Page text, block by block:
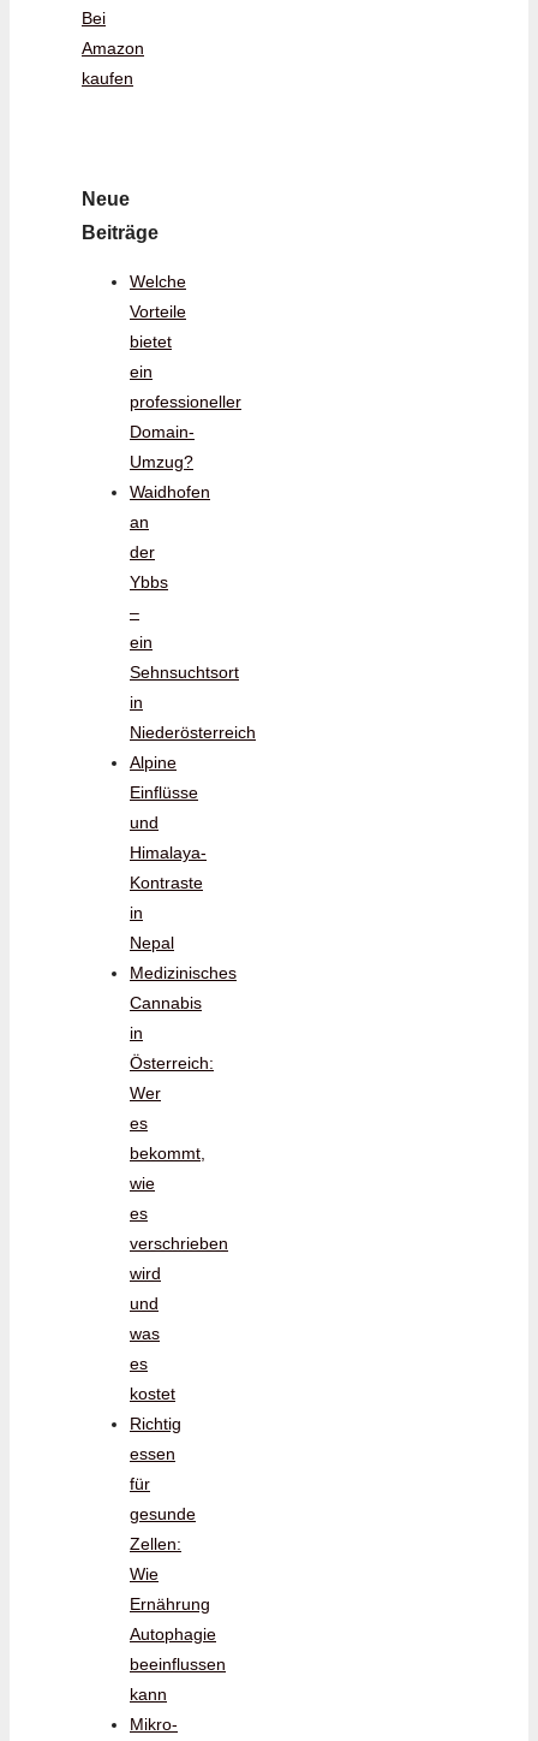
Bei
Amazon
kaufen
Neue
Beiträge
Welche
Vorteile
bietet
ein
professioneller
Domain-
Umzug?
Waidhofen
an
der
Ybbs
–
ein
Sehnsuchtsort
in
Niederösterreich
Alpine
Einflüsse
und
Himalaya-
Kontraste
in
Nepal
Medizinisches
Cannabis
in
Österreich:
Wer
es
bekommt,
wie
es
verschrieben
wird
und
was
es
kostet
Richtig
essen
für
gesunde
Zellen:
Wie
Ernährung
Autophagie
beeinflussen
kann
Mikro-